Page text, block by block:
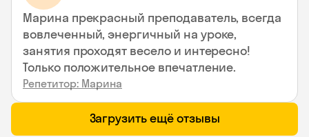
Марина прекрасный преподаватель, всегда
вовлеченный, энергичный на уроке,
занятия проходят весело и интересно!
Только положительное впечатление.
Репетитор: Марина
Загрузить ещё отзывы